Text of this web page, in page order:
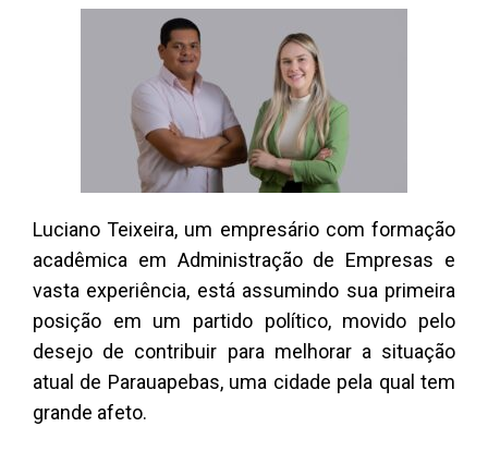
Luciano Teixeira, um empresário com formação
acadêmica em Administração de Empresas e
vasta experiência, está assumindo sua primeira
posição em um partido político, movido pelo
desejo de contribuir para melhorar a situação
atual de Parauapebas, uma cidade pela qual tem
grande afeto.